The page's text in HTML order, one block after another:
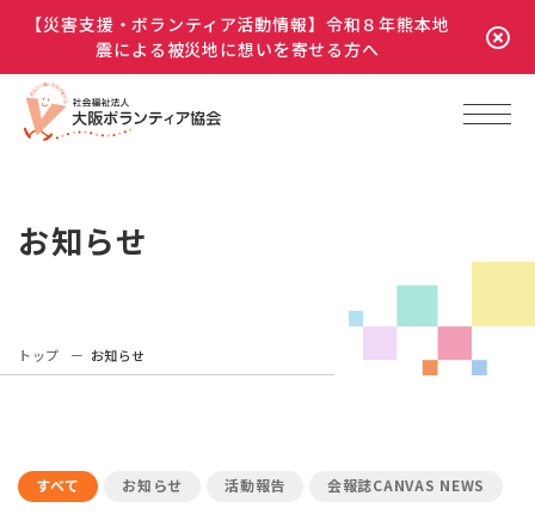
【災害支援・ボランティア活動情報】令和８年熊本地
震による被災地に想いを寄せる方へ
お知らせ
トップ お知らせ
すべて お知らせ 活動報告 会報誌CANVAS NEWS